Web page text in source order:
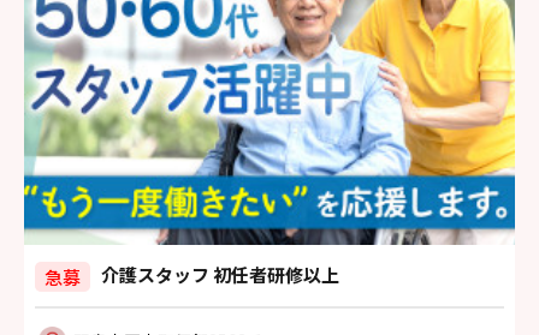
急募 介護スタッフ 初任者研修以上